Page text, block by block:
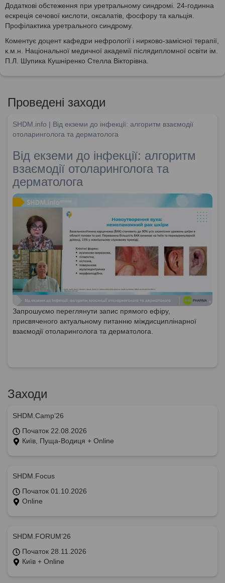
Додаткові обстеження при уретральному синдромі. 24-годинна
ескреція сечової кислоти, оксалатів, фосфору та кальція.
Профілактика уретрального синдрому.
Коментує доцент кафедри нефрології і нирково-замісної терапії,
к.м.н. Національної медичної академії післядипломної освіти ім.
П.Л. Шупика Кушніренко Стелла Вікторівна.
Проведені заходи
SHDM.info | Від екземи до інфекції: алгоритм взаємодії
отоларинголога та дерматолога
Від екземи до інфекції: алгоритм
взаємодії отоларинголога та
дерматолога
Запрошуємо переглянути запис прямого ефіру,
присвяченого актуальному питанню міждисциплінарної
взаємодії отоларинголога та дерматолога.
Заходи
SHDM.Camp’26
Початок 22.08.2026
Київ, Пуща-Водиця + Online
SHDM.Focus
Початок 01.10.2026
Online
SHDM.FORUM’26
Початок 28.11.2026
Київ + Online